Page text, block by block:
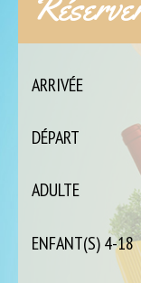
ARRIVÉE
DÉPART
ADULTE
ENFANT(S) 4-18